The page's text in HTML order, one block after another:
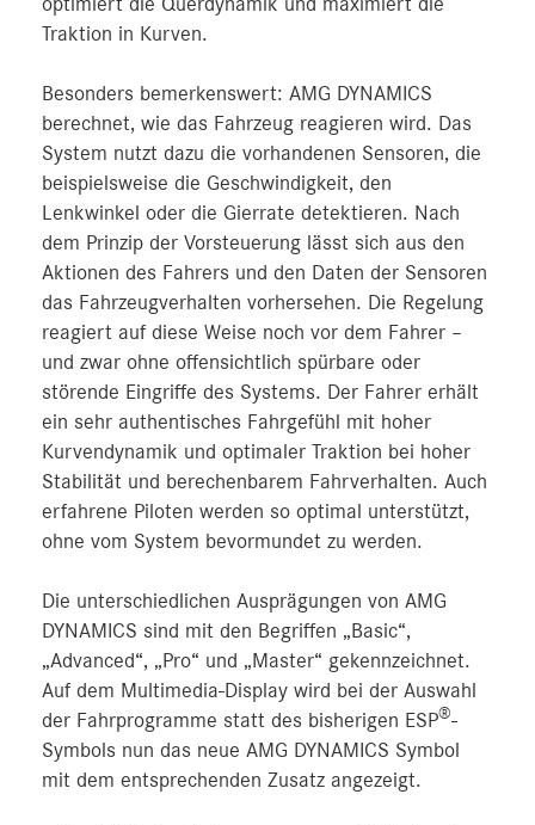
optimiert die Querdynamik und maximiert die
Traktion in Kurven.
Besonders bemerkenswert: AMG DYNAMICS
berechnet, wie das Fahrzeug reagieren wird. Das
System nutzt dazu die vorhandenen Sensoren, die
beispielsweise die Geschwindigkeit, den
Lenkwinkel oder die Gierrate detektieren. Nach
dem Prinzip der Vorsteuerung lässt sich aus den
Aktionen des Fahrers und den Daten der Sensoren
das Fahrzeugverhalten vorhersehen. Die Regelung
reagiert auf diese Weise noch vor dem Fahrer –
und zwar ohne offensichtlich spürbare oder
störende Eingriffe des Systems. Der Fahrer erhält
ein sehr authentisches Fahrgefühl mit hoher
Kurvendynamik und optimaler Traktion bei hoher
Stabilität und berechenbarem Fahrverhalten. Auch
erfahrene Piloten werden so optimal unterstützt,
ohne vom System bevormundet zu werden.
Die unterschiedlichen Ausprägungen von AMG
DYNAMICS sind mit den Begriffen „Basic“,
„Advanced“, „Pro“ und „Master“ gekennzeichnet.
Auf dem Multimedia-Display wird bei der Auswahl
der Fahrprogramme statt des bisherigen ESP®-
Symbols nun das neue AMG DYNAMICS Symbol
mit dem entsprechenden Zusatz angezeigt.